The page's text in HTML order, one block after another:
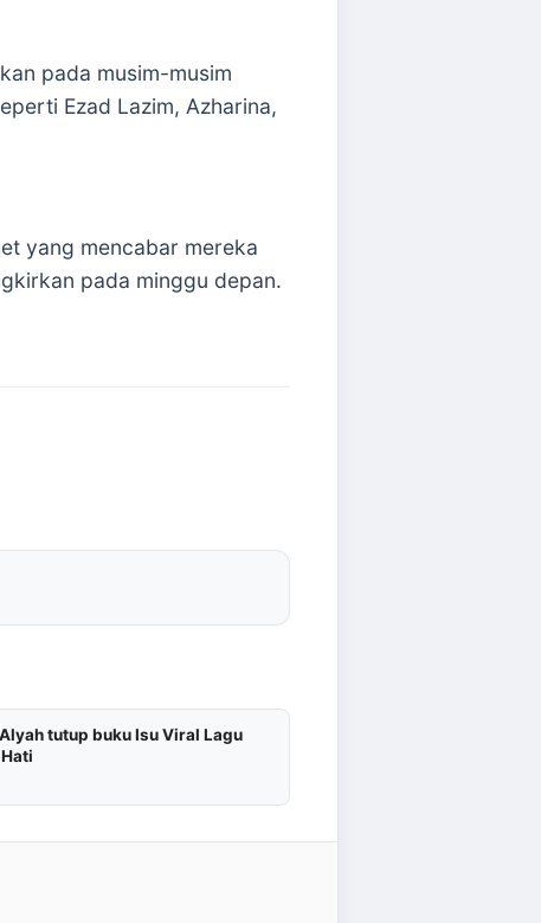
pada musim-musim
Ezad Lazim, Azharina,
yang mencabar mereka
pada minggu depan.
tutup buku Isu Viral Lagu